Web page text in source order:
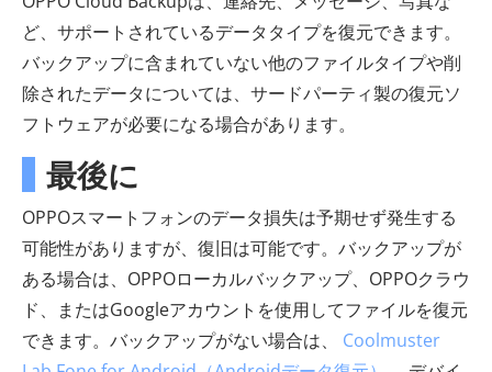
ど、サポートされているデータタイプを復元できます。
バックアップに含まれていない他のファイルタイプや削
除されたデータについては、サードパーティ製の復元ソ
フトウェアが必要になる場合があります。
最後に
OPPOスマートフォンのデータ損失は予期せず発生する
可能性がありますが、復旧は可能です。バックアップが
ある場合は、OPPOローカルバックアップ、OPPOクラウ
ド、またはGoogleアカウントを使用してファイルを復元
できます。バックアップがない場合は、 Coolmuster